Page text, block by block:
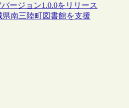
ージョン1.0.0をリリース
南三陸町図書館を支援